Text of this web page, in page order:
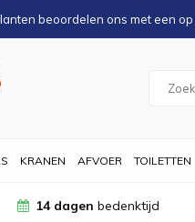
beoordelen ons met een op
KRANEN AFVOER TOILETTEN
14 dagen bedenktijd